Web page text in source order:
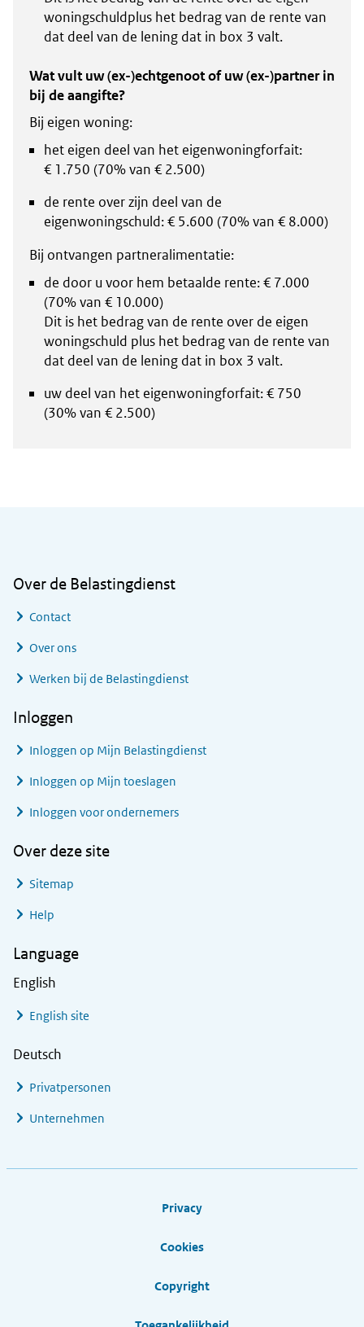
woningschuldplus het bedrag van de rente van
dat deel van de lening dat in box 3 valt.
Wat vult uw (ex-)echtgenoot of uw (ex-)partner in
bij de aangifte?
Bij eigen woning:
het eigen deel van het eigenwoningforfait:
€ 1.750 (70% van € 2.500)
de rente over zijn deel van de
eigenwoningschuld: € 5.600 (70% van € 8.000)
Bij ontvangen partneralimentatie:
de door u voor hem betaalde rente: € 7.000
(70% van € 10.000)
Dit is het bedrag van de rente over de eigen
woningschuld plus het bedrag van de rente van
dat deel van de lening dat in box 3 valt.
uw deel van het eigenwoningforfait: € 750
(30% van € 2.500)
Over de Belastingdienst
Contact
Over ons
Werken bij de Belastingdienst
Inloggen
Inloggen op Mijn Belastingdienst
Inloggen op Mijn toeslagen
Inloggen voor ondernemers
Over deze site
Sitemap
Help
Language
English
English site
Deutsch
Privatpersonen
Unternehmen
Privacy
Cookies
Copyright